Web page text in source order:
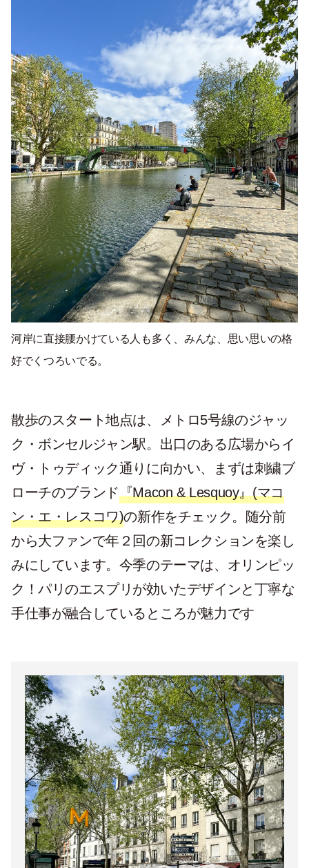
河岸に直接腰かけている人も多く、みんな、思い思いの格
好でくつろいでる。
散歩のスタート地点は、メトロ5号線のジャッ
ク・ボンセルジャン駅。出口のある広場からイ
ヴ・トゥディック通りに向かい、まずは刺繍ブ
ローチのブランド『Macon & Lesquoy』(マコ
ン・エ・レスコワ)の新作をチェック。随分前
から大ファンで年２回の新コレクションを楽し
みにしています。今季のテーマは、オリンピッ
ク！パリのエスプリが効いたデザインと丁寧な
手仕事が融合しているところが魅力です